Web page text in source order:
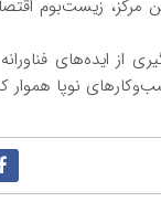
زیست‌بوم
از ایده‌های
نوپا هموار